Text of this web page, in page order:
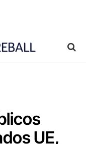
UE,